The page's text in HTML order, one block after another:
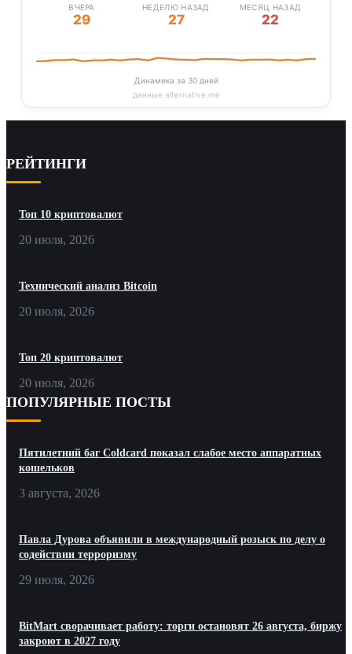
ВЧЕРА
29
НЕДЕЛЮ НАЗАД
27
МЕСЯЦ НАЗАД
22
Динамика за 30 дней
данные alternative.me
РЕЙТИНГИ
Топ 10 криптовалют
20 июля, 2026
Технический анализ Bitcoin
20 июля, 2026
Топ 20 криптовалют
20 июля, 2026
ПОПУЛЯРНЫЕ ПОСТЫ
Пятилетний баг Coldcard показал слабое место аппаратных
кошельков
3 августа, 2026
Павла Дурова объявили в международный розыск по делу о
содействии терроризму
29 июля, 2026
BitMart сворачивает работу: торги остановят 26 августа, биржу
закроют в 2027 году